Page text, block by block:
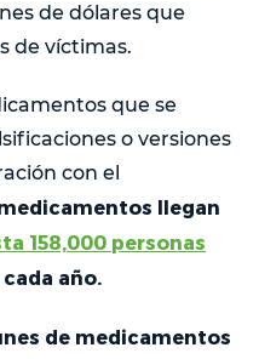
de dólares que
de víctimas.
que se
o versiones
con el
llegan
158,000 personas
año.
de medicamentos